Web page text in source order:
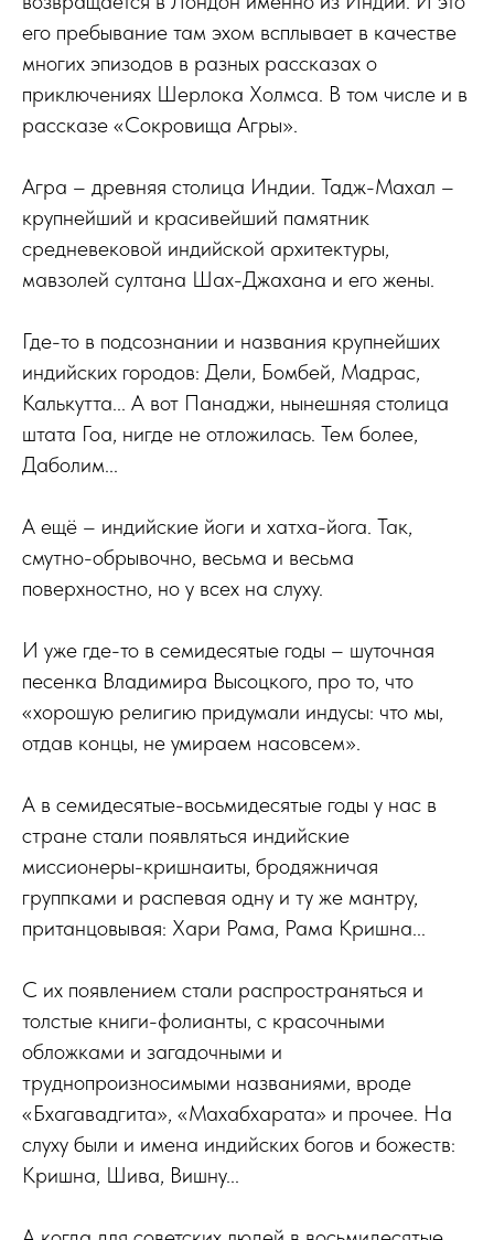
его пребывание там эхом всплывает в качестве
многих эпизодов в разных рассказах о
приключениях Шерлока Холмса. В том числе и в
рассказе «Сокровища Агры».
Агра – древняя столица Индии. Тадж-Махал –
крупнейший и красивейший памятник
средневековой индийской архитектуры,
мавзолей султана Шах-Джахана и его жены.
Где-то в подсознании и названия крупнейших
индийских городов: Дели, Бомбей, Мадрас,
Калькутта... А вот Панаджи, нынешняя столица
штата Гоа, нигде не отложилась. Тем более,
Даболим...
А ещё – индийские йоги и хатха-йога. Так,
смутно-обрывочно, весьма и весьма
поверхностно, но у всех на слуху.
И уже где-то в семидесятые годы – шуточная
песенка Владимира Высоцкого, про то, что
«хорошую религию придумали индусы: что мы,
отдав концы, не умираем насовсем».
А в семидесятые-восьмидесятые годы у нас в
стране стали появляться индийские
миссионеры-кришнаиты, бродяжничая
группками и распевая одну и ту же мантру,
пританцовывая: Хари Рама, Рама Кришна...
С их появлением стали распространяться и
толстые книги-фолианты, с красочными
обложками и загадочными и
труднопроизносимыми названиями, вроде
«Бхагавадгита», «Махабхарата» и прочее. На
слуху были и имена индийских богов и божеств:
Кришна, Шива, Вишну...